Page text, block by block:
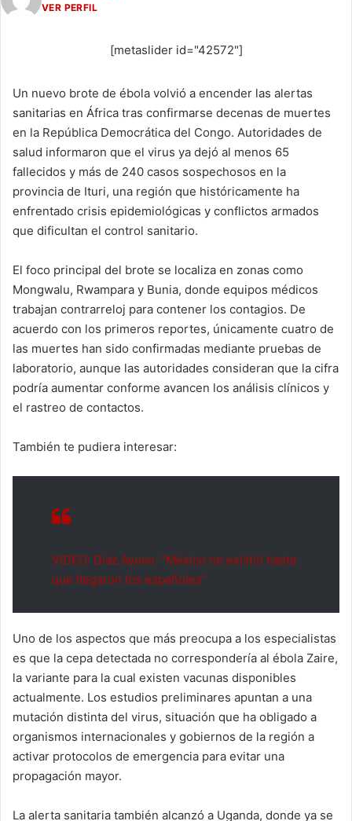
VER PERFIL
[metaslider id="42572"]
Un nuevo brote de ébola volvió a encender las alertas
sanitarias en África tras confirmarse decenas de muertes
en la República Democrática del Congo. Autoridades de
salud informaron que el virus ya dejó al menos 65
fallecidos y más de 240 casos sospechosos en la
provincia de Ituri, una región que históricamente ha
enfrentado crisis epidemiológicas y conflictos armados
que dificultan el control sanitario.
El foco principal del brote se localiza en zonas como
Mongwalu, Rwampara y Bunia, donde equipos médicos
trabajan contrarreloj para contener los contagios. De
acuerdo con los primeros reportes, únicamente cuatro de
las muertes han sido confirmadas mediante pruebas de
laboratorio, aunque las autoridades consideran que la cifra
podría aumentar conforme avancen los análisis clínicos y
el rastreo de contactos.
También te pudiera interesar:
VIDEO: Díaz Ayuso: “México no existió hasta
que llegaron los españoles”
Uno de los aspectos que más preocupa a los especialistas
es que la cepa detectada no correspondería al ébola Zaire,
la variante para la cual existen vacunas disponibles
actualmente. Los estudios preliminares apuntan a una
mutación distinta del virus, situación que ha obligado a
organismos internacionales y gobiernos de la región a
activar protocolos de emergencia para evitar una
propagación mayor.
La alerta sanitaria también alcanzó a Uganda, donde ya se